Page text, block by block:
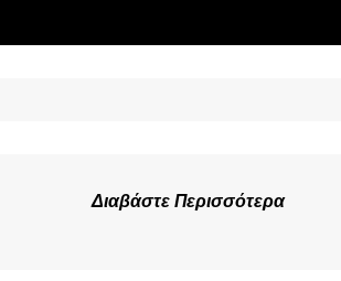
Συνταγές
Κινέζικο Ωροσκόπιο
Διαβάστε Περισσότερα